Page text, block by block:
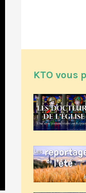
KTO vous